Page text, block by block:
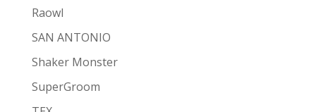
Raowl
SAN ANTONIO
Shaker Monster
SuperGroom